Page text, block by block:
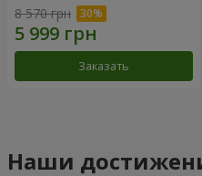
8 570 грн
Заказать
Наши